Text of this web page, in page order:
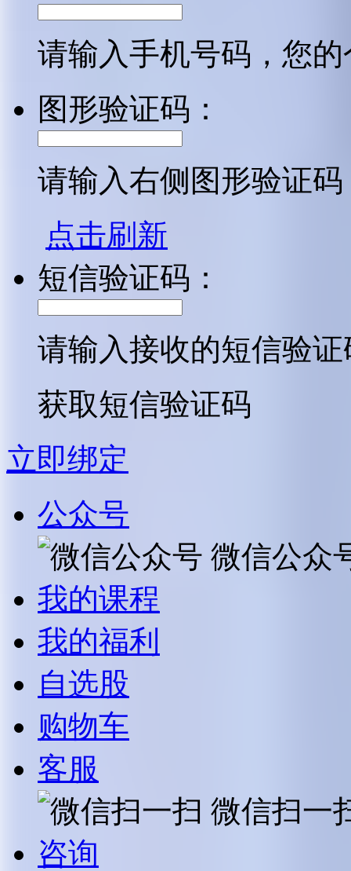
请输入手机号码，您
图形验证码：
请输入右侧图形验证码
点击刷新
短信验证码：
请输入接收的短信验证
获取短信验证码
立即绑定
公众号
微信公众
我的课程
我的福利
自选股
购物车
客服
微信扫一
咨询